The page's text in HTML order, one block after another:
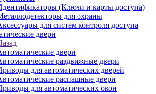
(Ключи и карты доступа)
для охраны
для систем контроля доступа
двери
двери
раздвижные двери
для автоматических дверей
распашные двери
для автоматических окон